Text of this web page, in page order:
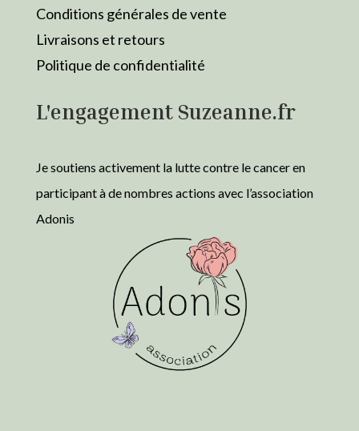
Conditions générales de vente
Livraisons et retours
Politique de confidentialité
L'engagement Suzeanne.fr
Je soutiens activement la lutte contre le cancer en
participant à de nombres actions avec l’association
Adonis